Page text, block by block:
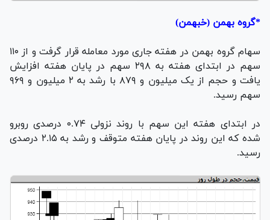
*گروه بهمن (خبهمن)
سهام گروه بهمن در هفته جاری مورد معامله قرار گرفت و از ۱۱۰
سهم در ابتدای هفته به ۲۹۸ سهم در پایان هفته افزایش
یافت و حجم از یک میلیون و ۸۷۹ با رشد به ۲ میلیون و ۹۶۹
سهم رسید.
در ابتدای هفته این سهم با روند نزولی ۰.۷۴ درصدی روبرو
شده که این روند در پایان هفته متوقف و رشد به ۲.۱۵ درصدی
رسید.